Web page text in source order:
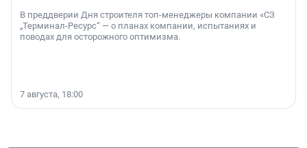
В преддверии Дня строителя топ-менеджеры компании «СЗ
„Терминал-Ресурс“ — о планах компании, испытаниях и
поводах для осторожного оптимизма.
7 августа, 18:00